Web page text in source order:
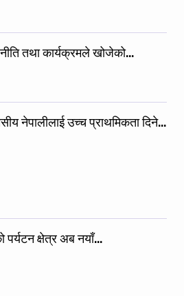
नीति तथा कार्यक्रमले खोजेको…
नेपालीलाई उच्च प्राथमिकता दिने…
पर्यटन क्षेत्र अब नयाँ…